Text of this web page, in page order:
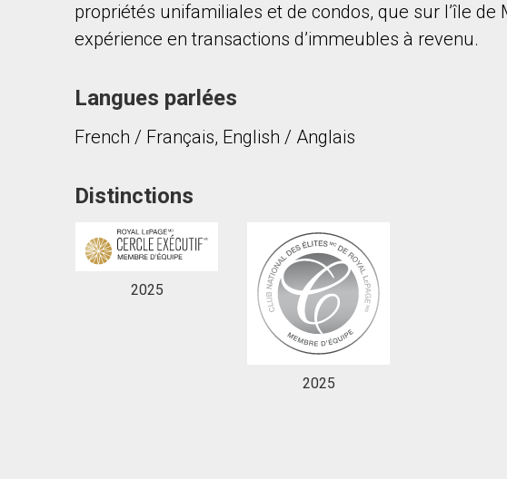
(Optionnel)
Message
En cliquant sur le bouton « soumettre », vous consentez à
propriétés unifamiliales et de condos, que sur l’île de
expérience en transactions d’immeubles à revenu.
Langues parlées
French / Français, English / Anglais
Distinctions
2025
2025